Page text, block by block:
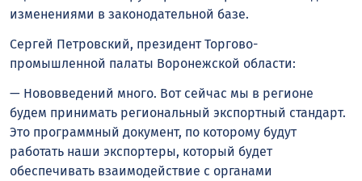
изменениями в законодательной базе.
Сергей Петровский, президент Торгово-
промышленной палаты Воронежской области:
— Нововведений много. Вот сейчас мы в регионе
будем принимать региональный экспортный стандарт.
Это программный документ, по которому будут
работать наши экспортеры, который будет
обеспечивать взаимодействие с органами